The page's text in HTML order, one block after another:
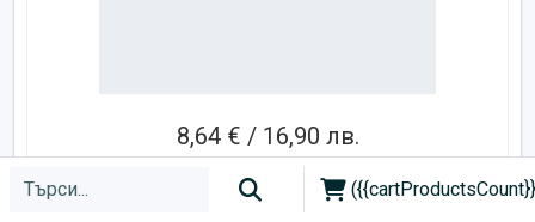
8,64 € / 16,90 лв.
Изчерпан